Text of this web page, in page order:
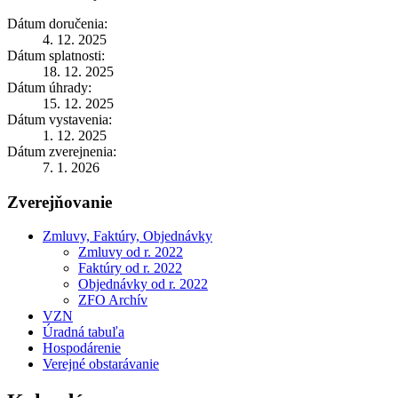
Dátum doručenia:
4. 12. 2025
Dátum splatnosti:
18. 12. 2025
Dátum úhrady:
15. 12. 2025
Dátum vystavenia:
1. 12. 2025
Dátum zverejnenia:
7. 1. 2026
Zverejňovanie
Zmluvy, Faktúry, Objednávky
Zmluvy od r. 2022
Faktúry od r. 2022
Objednávky od r. 2022
ZFO Archív
VZN
Úradná tabuľa
Hospodárenie
Verejné obstarávanie